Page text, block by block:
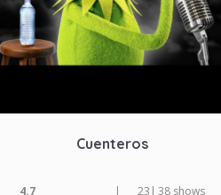
Cuenteros
4.7 | 23 | 38 shows